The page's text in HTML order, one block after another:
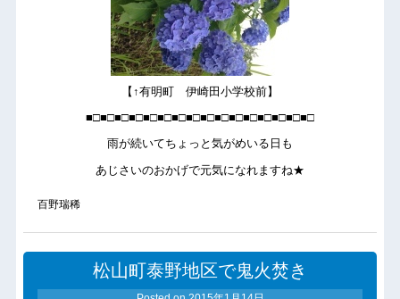
【↑有明町 伊崎田小学校前】
■□■□■□■□■□■□■□■□■□■□■□■□■□■□■□■□
雨が続いてちょっと気がめいる日も
あじさいのおかげで元気になれますね★
百野瑞稀
松山町泰野地区で鬼火焚き